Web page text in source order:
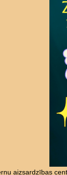
aizsardzības